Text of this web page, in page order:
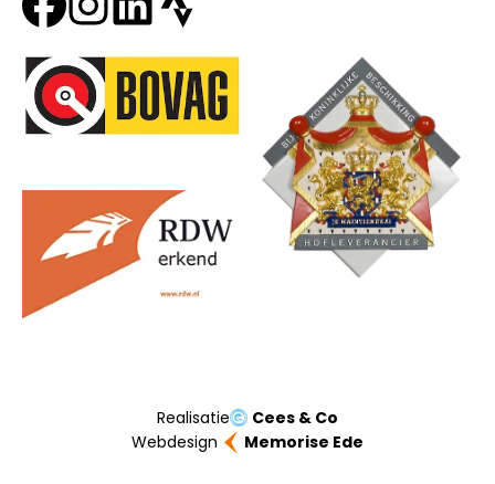
Onze partners
Realisatie
Cees & Co
Webdesign
Memorise Ede